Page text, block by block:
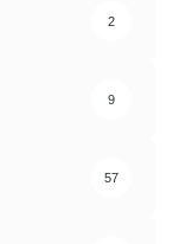
2
9
57